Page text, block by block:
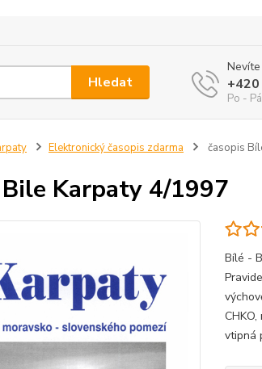
Hledat
Po -
Elektronický časopis zdarma časopis
Karpaty 4/1997
Bílé -
vtipná